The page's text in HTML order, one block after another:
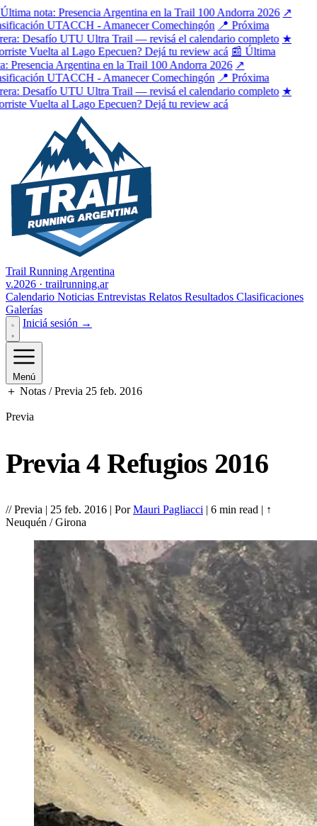
nota: Presencia Argentina en la Trail 100 Andorra 2026 ↗
UTACCH - Amanecer Comechingón 📍 Próxima
Desafío UTU Ultra Trail — revisá el calendario completo ★
Vuelta al Lago Epecuen? Dejá tu review acá 📰 Última
Presencia Argentina en la Trail 100 Andorra 2026 ↗
UTACCH - Amanecer Comechingón 📍 Próxima
Desafío UTU Ultra Trail — revisá el calendario completo ★
Vuelta al Lago Epecuen? Dejá tu review acá
Trail Running Argentina
v.2026 · trailrunning.ar
Calendario Noticias Entrevistas Relatos Resultados Clasificaciones
Galerías
Iniciá sesión →
Menú
＋ Notas / Previa 25 feb. 2016
Previa
Previa 4 Refugios 2016
//Previa | 25 feb. 2016 | PorMauri Pagliacci | 6 min read | ↑
Neuquén / Girona